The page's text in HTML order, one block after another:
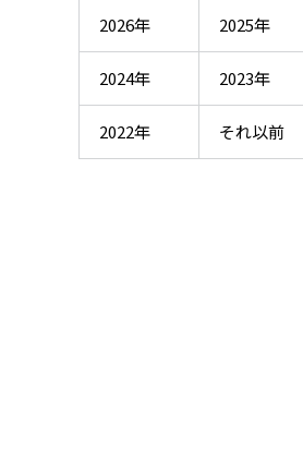
2026年 2025年
2024年 2023年
2022年 それ以前